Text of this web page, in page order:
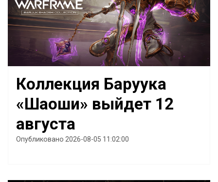
Коллекция Баруука
«Шаоши» выйдет 12
августа
Опубликовано 2026-08-05 11:02:00